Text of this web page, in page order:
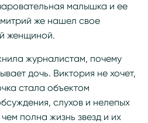
малышка и ее
же нашел свое
женщиной.
журналистам, почему
дочь. Виктория не хочет,
стала объектом
слухов и нелепых
полна жизнь звезд и их